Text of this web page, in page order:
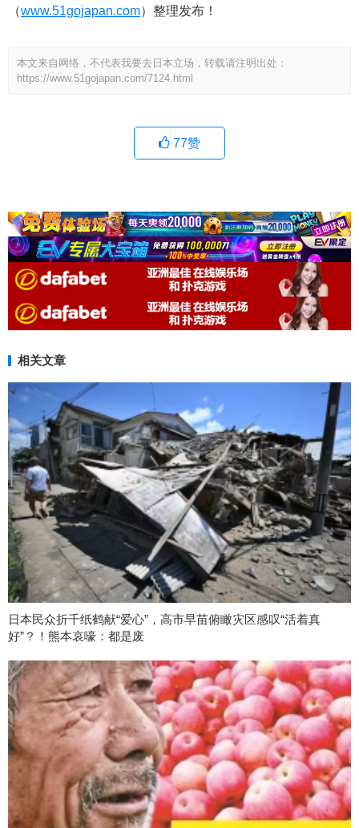
（www.51gojapan.com）整理发布！
本文来自网络，不代表我要去日本立场，转载请注明出处：
https://www.51gojapan.com/7124.html
77赞
相关文章
日本民众折千纸鹤献“爱心”，高市早苗俯瞰灾区感叹“活着真
好”？！熊本哀嚎：都是废